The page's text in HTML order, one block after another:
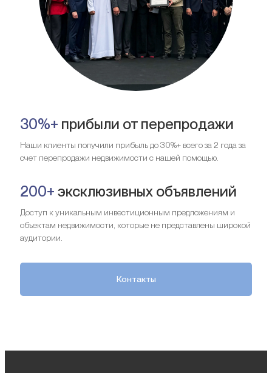
30%+ прибыли от перепродажи
Наши клиенты получили прибыль до 30%+ всего за 2 года за
счет перепродажи недвижимости с нашей помощью.
200+ эксклюзивных объявлений
Доступ к уникальным инвестиционным предложениям и
объектам недвижимости, которые не представлены широкой
аудитории.
Контакты